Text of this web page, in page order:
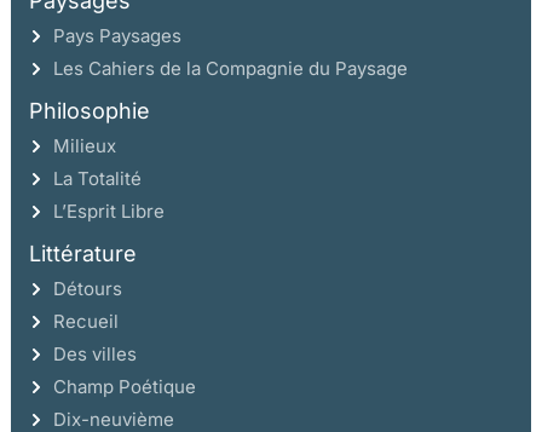
Pays Paysages
Les Cahiers de la Compagnie du Paysage
Philosophie
Milieux
La Totalité
L’Esprit Libre
Littérature
Détours
Recueil
Des villes
Champ Poétique
Dix-neuvième